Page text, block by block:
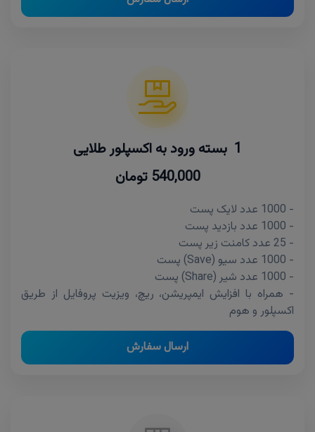
1 بسته ورود به اکسپلور طلایی
540,000 تومان
- 1000 عدد لایک پست
- 1000 عدد بازدید پست
- 25 عدد کامنت زیر پست
- 1000 عدد سیو (Save) پست
- 1000 عدد شیر (Share) پست
- همراه با افزایش ایمپریشن، ریچ، ویزیت پروفایل از طریق
اکسپلور و هوم
ارسال سفارش